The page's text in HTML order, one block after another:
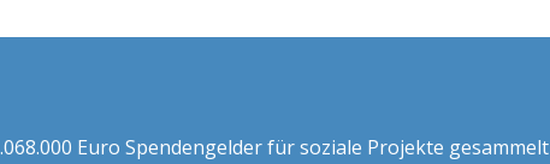
Euro Spendengelder für soziale Projekte gesammelt